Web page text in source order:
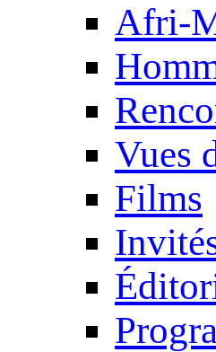
Afri-
Vues
Films